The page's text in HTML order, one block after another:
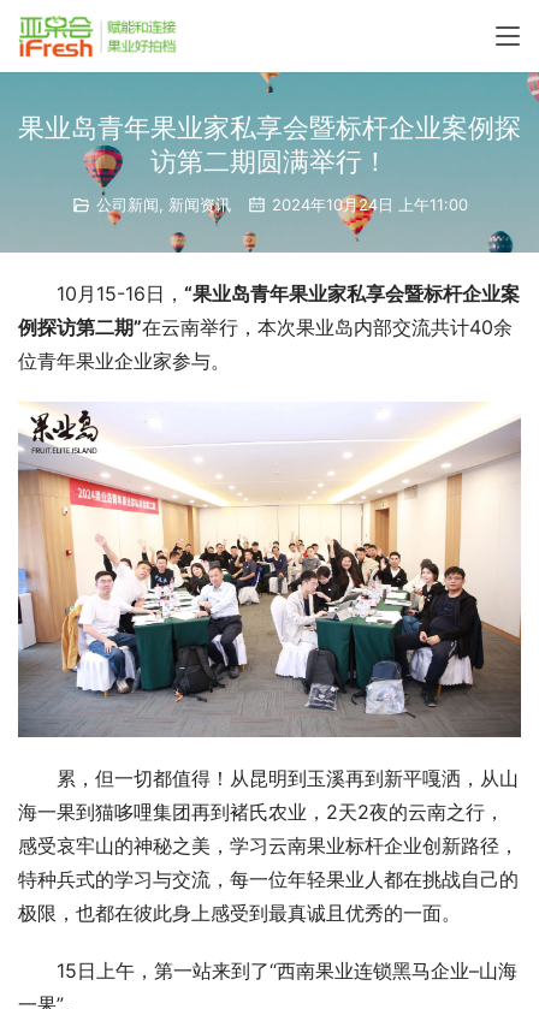
果业岛青年果业家私享会暨标杆企业案例探
访第二期圆满举行！
公司新闻 新闻资讯 2024年10月24日 上午11:00
10月15-16日， “果业岛青年果业家私享会暨标杆企业案
例探访第二期”在云南举行，本次果业岛内部交流共计40余
位青年果业企业家参与。
累，但一切都值得！从昆明到玉溪再到新平嘎洒，从山
海一果到猫哆哩集团再到褚氏农业，2天2夜的云南之行，
感受哀牢山的神秘之美，学习云南果业标杆企业创新路径，
特种兵式的学习与交流，每一位年轻果业人都在挑战自己的
极限，也都在彼此身上感受到最真诚且优秀的一面。
15日上午，第一站来到了“西南果业连锁黑马企业–山海
一果”。